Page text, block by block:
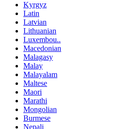
Kyrgyz
Latin
Latvian
Lithuanian
Luxembou..
Macedonian
Malagasy
Malay
Malayalam
Maltese
Maori
Marathi
Mongolian
Burmese
Nepali